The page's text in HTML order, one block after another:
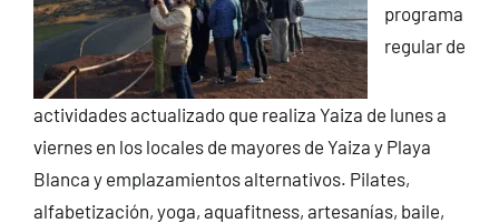
programa
regular de
actividades actualizado que realiza Yaiza de lunes a
viernes en los locales de mayores de Yaiza y Playa
Blanca y emplazamientos alternativos. Pilates,
alfabetización, yoga, aquafitness, artesanías, baile,